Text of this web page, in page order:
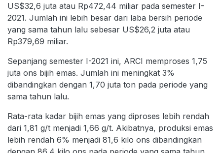
US$32,6 juta atau Rp472,44 miliar pada semester I-
2021. Jumlah ini lebih besar dari laba bersih periode
yang sama tahun lalu sebesar US$26,2 juta atau
Rp379,69 miliar.
Sepanjang semester I-2021 ini, ARCI memproses 1,75
juta ons bijih emas. Jumlah ini meningkat 3%
dibandingkan dengan 1,70 juta ton pada periode yang
sama tahun lalu.
Rata-rata kadar bijih emas yang diproses lebih rendah
dari 1,81 g/t menjadi 1,66 g/t. Akibatnya, produksi emas
lebih rendah 6% menjadi 81,6 kilo ons dibandingkan